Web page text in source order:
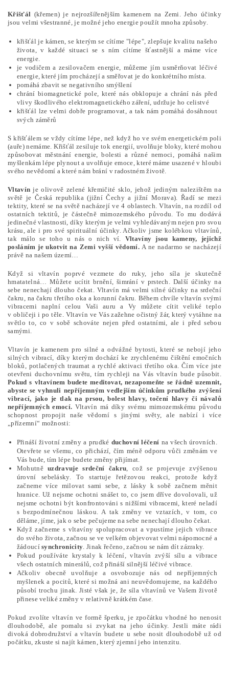
Křišťál (křemen) je nejrozšířenějším kamenem na Zemi. Jeho účinky
jsou velmi všestranné, je možné jeho energie použít mnoha způsoby.
křišťál je kámen, se kterým se cítíme "lépe", zlepšuje kvalitu našeho
života, v každé situaci se s ním cítíme šťastnější a máme více
energie.
je vodičem a zesilovačem energie, můžeme jím usměrňovat léčivé
energie, které jím procházejí a směřovat je do konkrétního místa.
pomáhá zbavit se negativního smýšlení
chrání biomagnetické pole, které nás obklopuje a chrání nás před
vlivy škodlivého elektromagnetického záření, udržuje ho celistvé
křišťál lze velmi dobře programovat, a tak nám pomáhá dosáhnout
svých záměrů
S křišťálem se vždy cítíme lépe, než když ho ve svém energetickém poli
(auře) nemáme. Křišťál zesiluje tok energií, uvolňuje bloky, které mohou
způsobovat městnání energie, bolesti a různé nemoci, pomáhá našim
myšlenkám lépe plynout a uvolňuje emoce, které máme usazené v hloubi
svého nevědomí a které nám brání v radostném životě.
Vltavín je olivově zelené křemičité sklo, jehož jediným nalezištěm na
světě je Česká republika (jižní Čechy a jižní Morava). Řadí se mezi
tektity, které se na světě nacházejí ve 4 oblastech. Vltavín, na rozdíl od
ostatních tektitů, je částečně mimozemského původu. To mu dodává
jedinečné vlastnosti, díky kterým je velmi vyhledávaným nejen pro svou
krásu, ale i pro své spirituální účinky. Ačkoliv jsme kolébkou vltavínů,
tak málo se toho u nás o nich ví. Vltavíny jsou kameny, jejichž
posláním je ukotvit na Zemi vyšší vědomí. A ne nadarmo se nacházejí
právě na našem území…
Když si vltavín poprvé vezmete do ruky, jeho síla je skutečně
hmatatelná… Můžete ucítit brnění, šimrání v prstech. Další účinky na
sebe nenechají dlouho čekat. Vltavín má velmi silné účinky na srdeční
čakru, na čakru třetího oka a korunní čakru. Během chvíle vltavín svými
vibracemi naplní celou Vaši auru a Vy můžete cítit veliké teplo
v obličeji i po těle. Vltavín ve Vás zažehne očistný žár, který vytáhne na
světlo to, co v sobě schováte nejen před ostatními, ale i před sebou
samými.
Vltavín je kamenem pro silné a odvážné bytosti, které se nebojí jeho
silných vibrací, díky kterým dochází ke zrychlenému čištění emočních
bloků, potlačených traumat a rychlé aktivaci třetího oka. Čím více jste
otevřeni duchovnímu světu, tím rychleji na Vás vltavín bude působit.
Pokud s vltavínem budete meditovat, nezapomeňte se řádně uzemnit,
abyste se vyhnuli nepříjemným vedlejším účinkům prudkého zvýšení
vibrací, jako je tlak na prsou, bolest hlavy, točení hlavy či návalů
nepříjemných emocí. Vltavín má díky svému mimozemskému původu
schopnost propojit naše vědomí s jinými světy, ale nabízí i více
„přízemní“ možnosti:
Přináší životní změny a prudké duchovní léčení na všech úrovních.
Otevřete se všemu, co přichází, čím méně odporu vůči změnám ve
Vás bude, tím lépe budete změny přijímat.
Mohutněuzdravuje srdeční čakru, což se projevuje zvýšenou
úrovní sebelásky. To startuje řetězovou reakci, protože když
začneme více milovat sami sebe, z lásky k sobě začnemměnit
hranice. Už nejsme ochotni snášet to, co jsem dříve dovolovali, už
nejsme ochotni být konfrontováni s nižšími vibracemi, které neladí
s bezpodmínečnou láskou. A tak změny ve vztazích, v tom, co
děláme, jíme, jak o sebe pečujeme na sebe nenechají dlouho čekat.
Když začneme s vltavíny spolupracovat a vpustíme jejich vibrace
do svého života, začnou se ve velkém objevovat velmi nápomocné a
žádoucísynchronicity. Jinak řečeno, začnou se nám dít zázraky.
Pokud používáte krystaly k léčení, vltavín zvýší sílu a vibrace
všech ostatních minerálů, což přináší silnější léčivé vibrace.
Ačkoliv obecně uvolňuje a osvobozuje nás od nepříjemných
myšlenek a pocitů, které si možná ani neuvědomujeme, na každého
působí trochu jinak. Jisté však je, že síla vltavínů ve Vašem životě
přinese veliké změny v relativně krátkém čase.
Pokud zvolíte vltavín ve formě šperku, je zpočátku vhodné ho nenosit
dlouhodobě, ale pomalu si zvykat na jeho účinky. Jestli máte rádi
divoká dobrodružství a vltavín budete u sebe nosit dlouhodobě už od
počátku, zkuste si najít kámen, který zjemní jeho intenzitu.